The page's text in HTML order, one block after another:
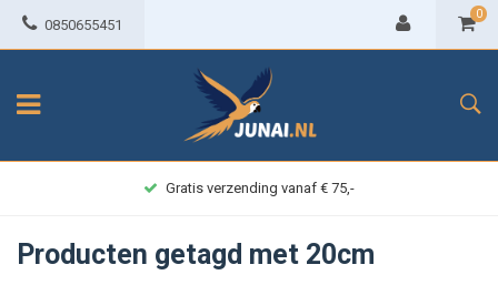
0850655451
0
Gratis verzending vanaf € 75,-
Producten getagd met 20cm